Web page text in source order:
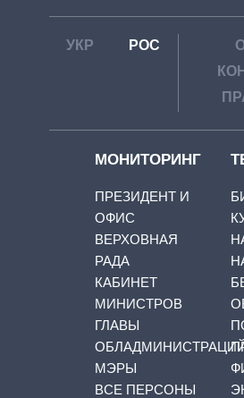
УКР РОС
МОНИТОРИНГ
ПРЕЗИДЕНТ И
ОФИС
ВЕРХОВНАЯ
РАДА
КАБИНЕТ
МИНИСТРОВ
ГЛАВЫ
МЭРЫ
ВСЕ ПЕРСОНЫ